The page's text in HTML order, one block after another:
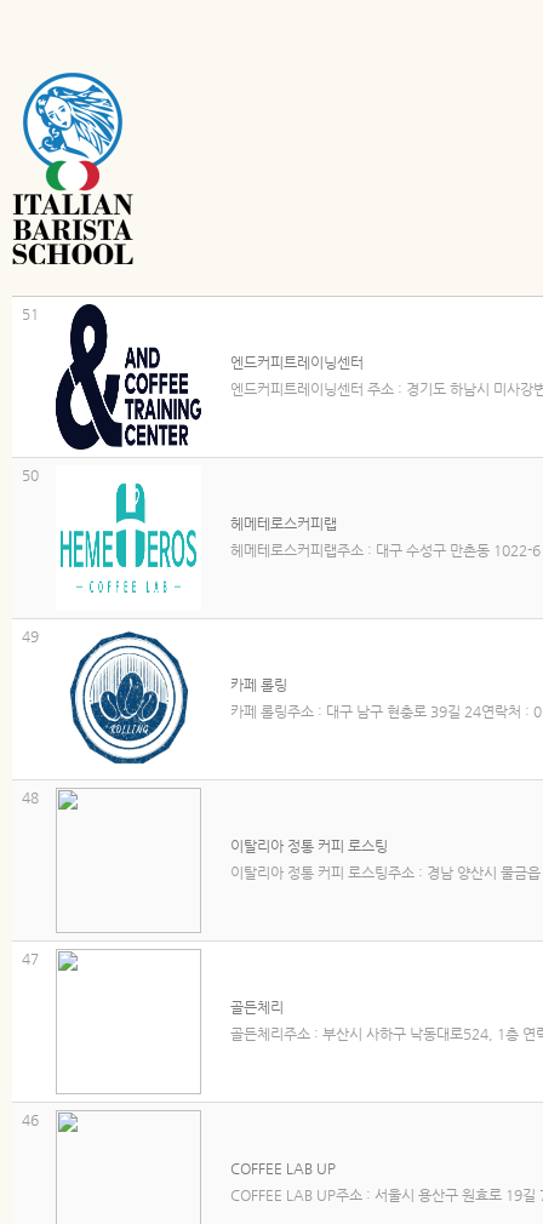
51
엔드커피트레이닝센터
엔드커피트레이닝센터 주소 : 경기도 하남시 미사
50
헤메테로스커피랩
헤메테로스커피랩주소 : 대구 수성구 만촌동
49
카페 롤링
카페 롤링주소 : 대구 남구 현충로 39길 24연락처 :
48
이탈리아 정통 커피 로스팅
이탈리아 정통 커피 로스팅주소 : 경남 양산시 물
47
골든체리
골든체리주소 : 부산시 사하구 낙동대로524, 1층
46
COFFEE LAB UP
COFFEE LAB UP주소 : 서울시 용산구 원효로 19